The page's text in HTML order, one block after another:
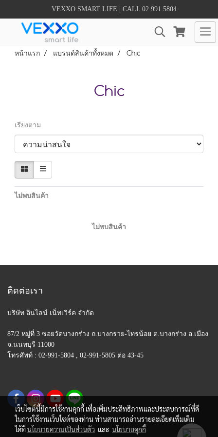
VEXXO SMART LIFE | CALL 02 991 5804
หน้าแรก แบรนด์สินค้าทั้งหมด Chic
Chic
เรียงตาม
ไม่พบสินค้า
ไม่พบสินค้า
ติดต่อเรา
บริษัท อินไลน์ เน็ทเวิร์ค จำกัด
87/2 หมู่ที่ 3 ซอยวัดบางกร่าง ถ.บางกรวย-ไทรน้อย ต.บางกร่าง อ.เมือง
จ.นนทบุรี 11000
โทรศัพท์ : 02-991-5804 , 02-991-5805 ต่อ 43-45
เว็บไซต์นี้มีการใช้งานคุกกี้ เพื่อเพิ่มประสิทธิภาพและประสบการณ์ที่ดี
ในการใช้งานเว็บไซต์ของท่าน ท่านสามารถอ่านรายละเอียดเพิ่มเติม
ได้ที่นโยบายความเป็นส่วนตัว และ นโยบายคุกกี้